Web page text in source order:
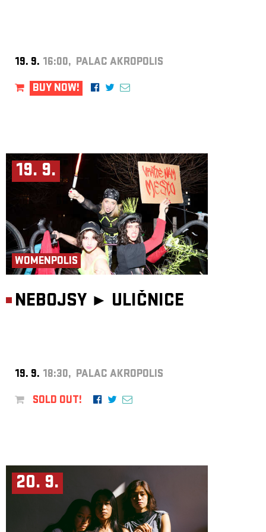
19. 9. 16:00, PALAC AKROPOLIS
BUY NOW!
19. 9.
WOMENPOLIS
NEBOJSY ► ULIČNICE
19. 9. 18:30, PALAC AKROPOLIS
SOLD OUT!
20. 9.